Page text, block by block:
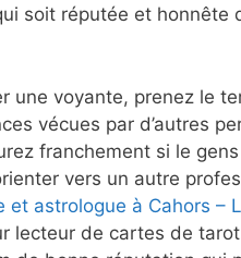
soit réputée et
une voyante, prenez le
vécues par d’autres
franchement si le
vers un autre
et astrologue à Cahors –
lecteur de cartes de